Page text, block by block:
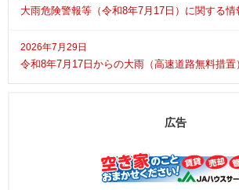
大雨危険警報等（令和8年7月17日）に関する情
2026年7月29日
令和8年7月17日からの大雨（高速道路無料措置
広告